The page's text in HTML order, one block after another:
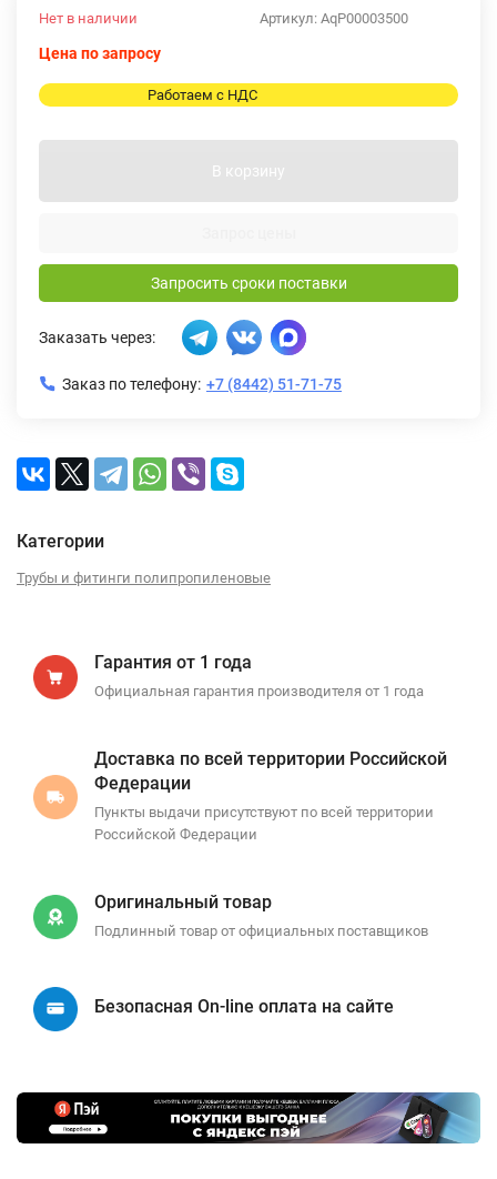
Артикул: AqP00003500
Нет в наличии
Цена по запросу
Работаем с НДС
В корзину
Запросить сроки поставки
Заказать через:
Заказ по телефону: +7 (8442) 51-71-75
Категории
Трубы и фитинги полипропиленовые
Гарантия от 1 года
Официальная гарантия производителя от 1 года
Доставка по всей территории Российской
Федерации
Пункты выдачи присутствуют по всей территории
Российской Федерации
Оригинальный товар
Подлинный товар от официальных поставщиков
Безопасная On-line оплата на сайте